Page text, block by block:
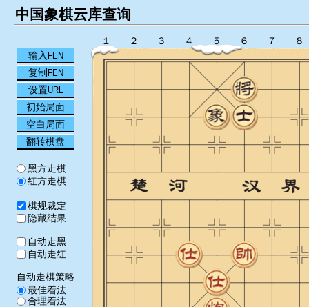
中国象棋云库查询
输入FEN
复制FEN
设置URL
初始局面
空白局面
翻转棋盘
黑方走棋
红方走棋
棋规裁定
隐藏结果
自动走黑
自动走红
自动走棋策略
最佳着法
合理着法
１ ２ ３ ４ ５ ６ ７ ８